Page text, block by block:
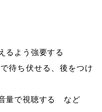
るよう強要する
待ち伏せる、後をつけ
量で視聴する など